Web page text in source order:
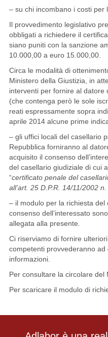
– su chi incombano i costi per
Il provvedimento legislativo
obbligati a richiedere il
siano puniti con la sanzione
10.000,00 a euro 15.000,00.
Circa le modalità di
Ministero della Giustizia, in
interventi per fornire al datore
(che contenga però le sole
reati espressamente sopra
aprile 2014 alcune prime
– gli uffici locali del casellario
Repubblica forniranno al
acquisito il consenso
del casellario giudiziale di cui
“certificato penale del
all’art. 25 D.P.R. 14/11/2002
– il modulo per la richiesta del
consenso dell’interessato
allegata alla presente.
Ci riserviamo di fornire
competenti provvederanno
informazioni.
Per consultare la circolare del
Per scaricare il modulo di